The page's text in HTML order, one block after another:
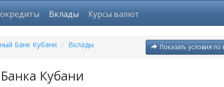
Вклады Курсы валют
Показать условия
Банк Кубани / Вклады
Кубани